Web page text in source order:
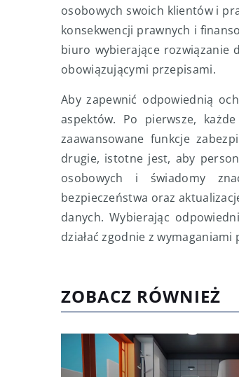
osobowych swoich klientów i
konsekwencji prawnych i
biuro wybierające rozwiązanie
obowiązującymi przepisami.
Aby zapewnić odpowiednią
aspektów. Po pierwsze,
zaawansowane funkcje
drugie, istotne jest, aby
osobowych i świadomy
bezpieczeństwa oraz
danych. Wybierając
działać zgodnie z wymaganiami
ZOBACZ RÓWNIEŻ